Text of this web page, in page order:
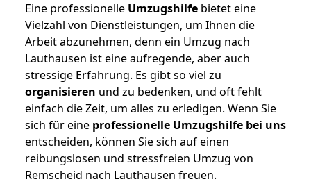
Eine professionelle Umzugshilfe bietet eine
Vielzahl von Dienstleistungen, um Ihnen die
Arbeit abzunehmen, denn ein Umzug nach
Lauthausen ist eine aufregende, aber auch
stressige Erfahrung. Es gibt so viel zu
organisieren und zu bedenken, und oft fehlt
einfach die Zeit, um alles zu erledigen. Wenn Sie
sich für eine professionelle Umzugshilfe bei uns
entscheiden, können Sie sich auf einen
reibungslosen und stressfreien Umzug von
Remscheid nach Lauthausen freuen.